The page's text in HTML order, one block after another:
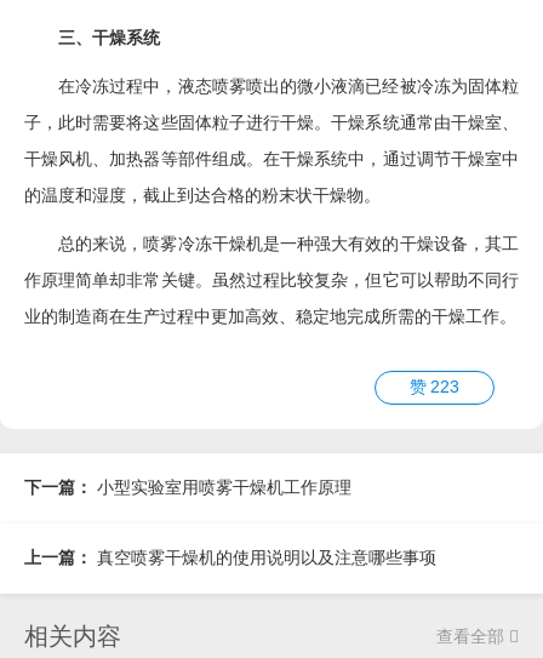
三、干燥系统
在冷冻过程中，液态喷雾喷出的微小液滴已经被冷冻为固体粒
子，此时需要将这些固体粒子进行干燥。干燥系统通常由干燥室、
干燥风机、加热器等部件组成。在干燥系统中，通过调节干燥室中
的温度和湿度，截止到达合格的粉末状干燥物。
总的来说，喷雾冷冻干燥机是一种强大有效的干燥设备，其工
作原理简单却非常关键。虽然过程比较复杂，但它可以帮助不同行
业的制造商在生产过程中更加高效、稳定地完成所需的干燥工作。
赞 223
下一篇： 小型实验室用喷雾干燥机工作原理
上一篇： 真空喷雾干燥机的使用说明以及注意哪些事项
相关内容 查看全部 